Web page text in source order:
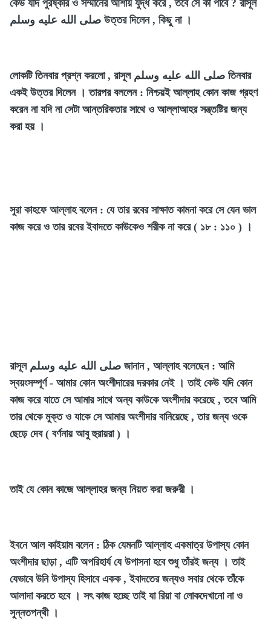
কেউ যদি পুরষ্কার ও সম্মানের আশায় যুদ্ধ করে , তবে সে কী পাবে ? রাসূল
صلى الله عليه وسلم উত্তর দিলেন , কিছু না ।
লোকটি তিনবার প্রশ্ন করলো , রাসূল صلى الله عليه وسلم তিনবার
একই উত্তর দিলেন । তারপর বললেন : নিশ্চয়ই আল্লাহ কোন কাজ গ্রহণ
করেন না যদি না সেটা আন্তরিকতার সাথে ও আল্লাআহর সন্ত্তষ্টির জন্য
করা হয় ।
সুরা কাহফে আল্লাহ বলেন : যে তার রবের সাক্ষাত কামনা করে সে যেন ভাল
কাজ করে ও তার রবের ইবাদতে কাউকেও শরীক না করে ( ১৮ : ১১০ ) ।
রাসূল صلى الله عليه وسلم জানান , আল্লাহ বলেছেন : আমি
স্বয়ংসম্পূর্ণ - আমার কোন অংশীদারের দরকার নেই । তাই কেউ যদি কোন
কাজ করে যাতে সে আমার সাথে অন্য কাউকে অংশীদার করেছে , তবে আমি
তার থেকে মুক্ত ও যাকে সে আমার অংশীদার বানিয়েছে , তার জন্য ওকে
ছেড়ে দেব ( বর্ণনায় আবু হুরায়রা ) ।
তাই যে কোন কাজে আল্লাহর জন্য নিয়ত করা জরুরী ।
ইবনে আল কাইয়াম বলেন : ঠিক যেমনটি আল্লাহ একমাত্র উপাস্য কোন
অংশীদার ছাড়া , এটি অপরিহার্য যে উপাসনা হবে শুধু তাঁরই জন্য । তাই
যেভাবে উনি উপাস্য হিসাবে একক , ইবাদতের জন্যও সবার থেকে তাঁকে
আলাদা করতে হবে । সৎ কাজ হচ্ছে তাই যা রিয়া বা লোকদেখানো না ও
সুন্নতপন্থী ।